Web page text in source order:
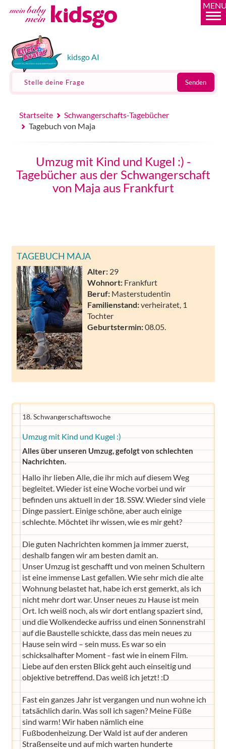
kidsgo AI
Stelle deine Frage Senden
Startseite
Schwangerschafts-Tagebücher
Tagebuch von Maja
Umzug mit Kind und Kugel :) -
Tagebücher aus der Schwangerschaft
von Maja aus Frankfurt
TAGEBUCH MAJA
Alter: 29
Wohnort: Frankfurt
Beruf: Masterstudentin
Familienstand:verheiratet, 1
Tochter
Geburtstermin:08.05.
18. Schwangerschaftswoche
Umzug mit Kind und Kugel :)
Alles über unseren Umzug, gefolgt von schlechten
Nachrichten.
Hallo ihr lieben Alle, die ihr mich auf diesem Weg
begleitet. Wieder ist eine Woche vorbei und wir
befinden uns aktuell in der 18. SSW. Wieder sind viele
Dinge passiert. Einige schöne, aber auch einige
schlechte. Möchtet ihr wissen, wie es mir geht?
Die guten Nachrichten kommen ja immer zuerst,
deshalb fangen wir am besten damit an.
Unser Umzug ist geschafft und von meinen Schultern
ist eine immense Last gefallen. Wie sehr mich die alte
Wohnung belastet hat, habe ich erst gemerkt, als ich
nicht mehr dort war. Unser neues zu Hause ist mein
Ort. Ich weiß noch, als wir dort entlang spaziert sind,
und die Wolkendecke aufriss und einen Sonnenstrahl
auf die Baustelle schickte, dass das mein neues zu
Hause sein wird – sein muss. Es war so ein
schicksalhafter Moment - fast wie in einem Film.
Liebe auf den ersten Blick geht auch einseitig und
objektive betreffend. Das weiß ich jetzt! :D
Fast ein ganzes Jahr ist vergangen und nun wohne ich
tatsächlich darin. Was soll ich sagen? Meine Füße
sind warm! Wir haben nämlich eine
Fußbodenheizung. Der Wald ist auf der anderen
Straßenseite und auf mich warten hunderte